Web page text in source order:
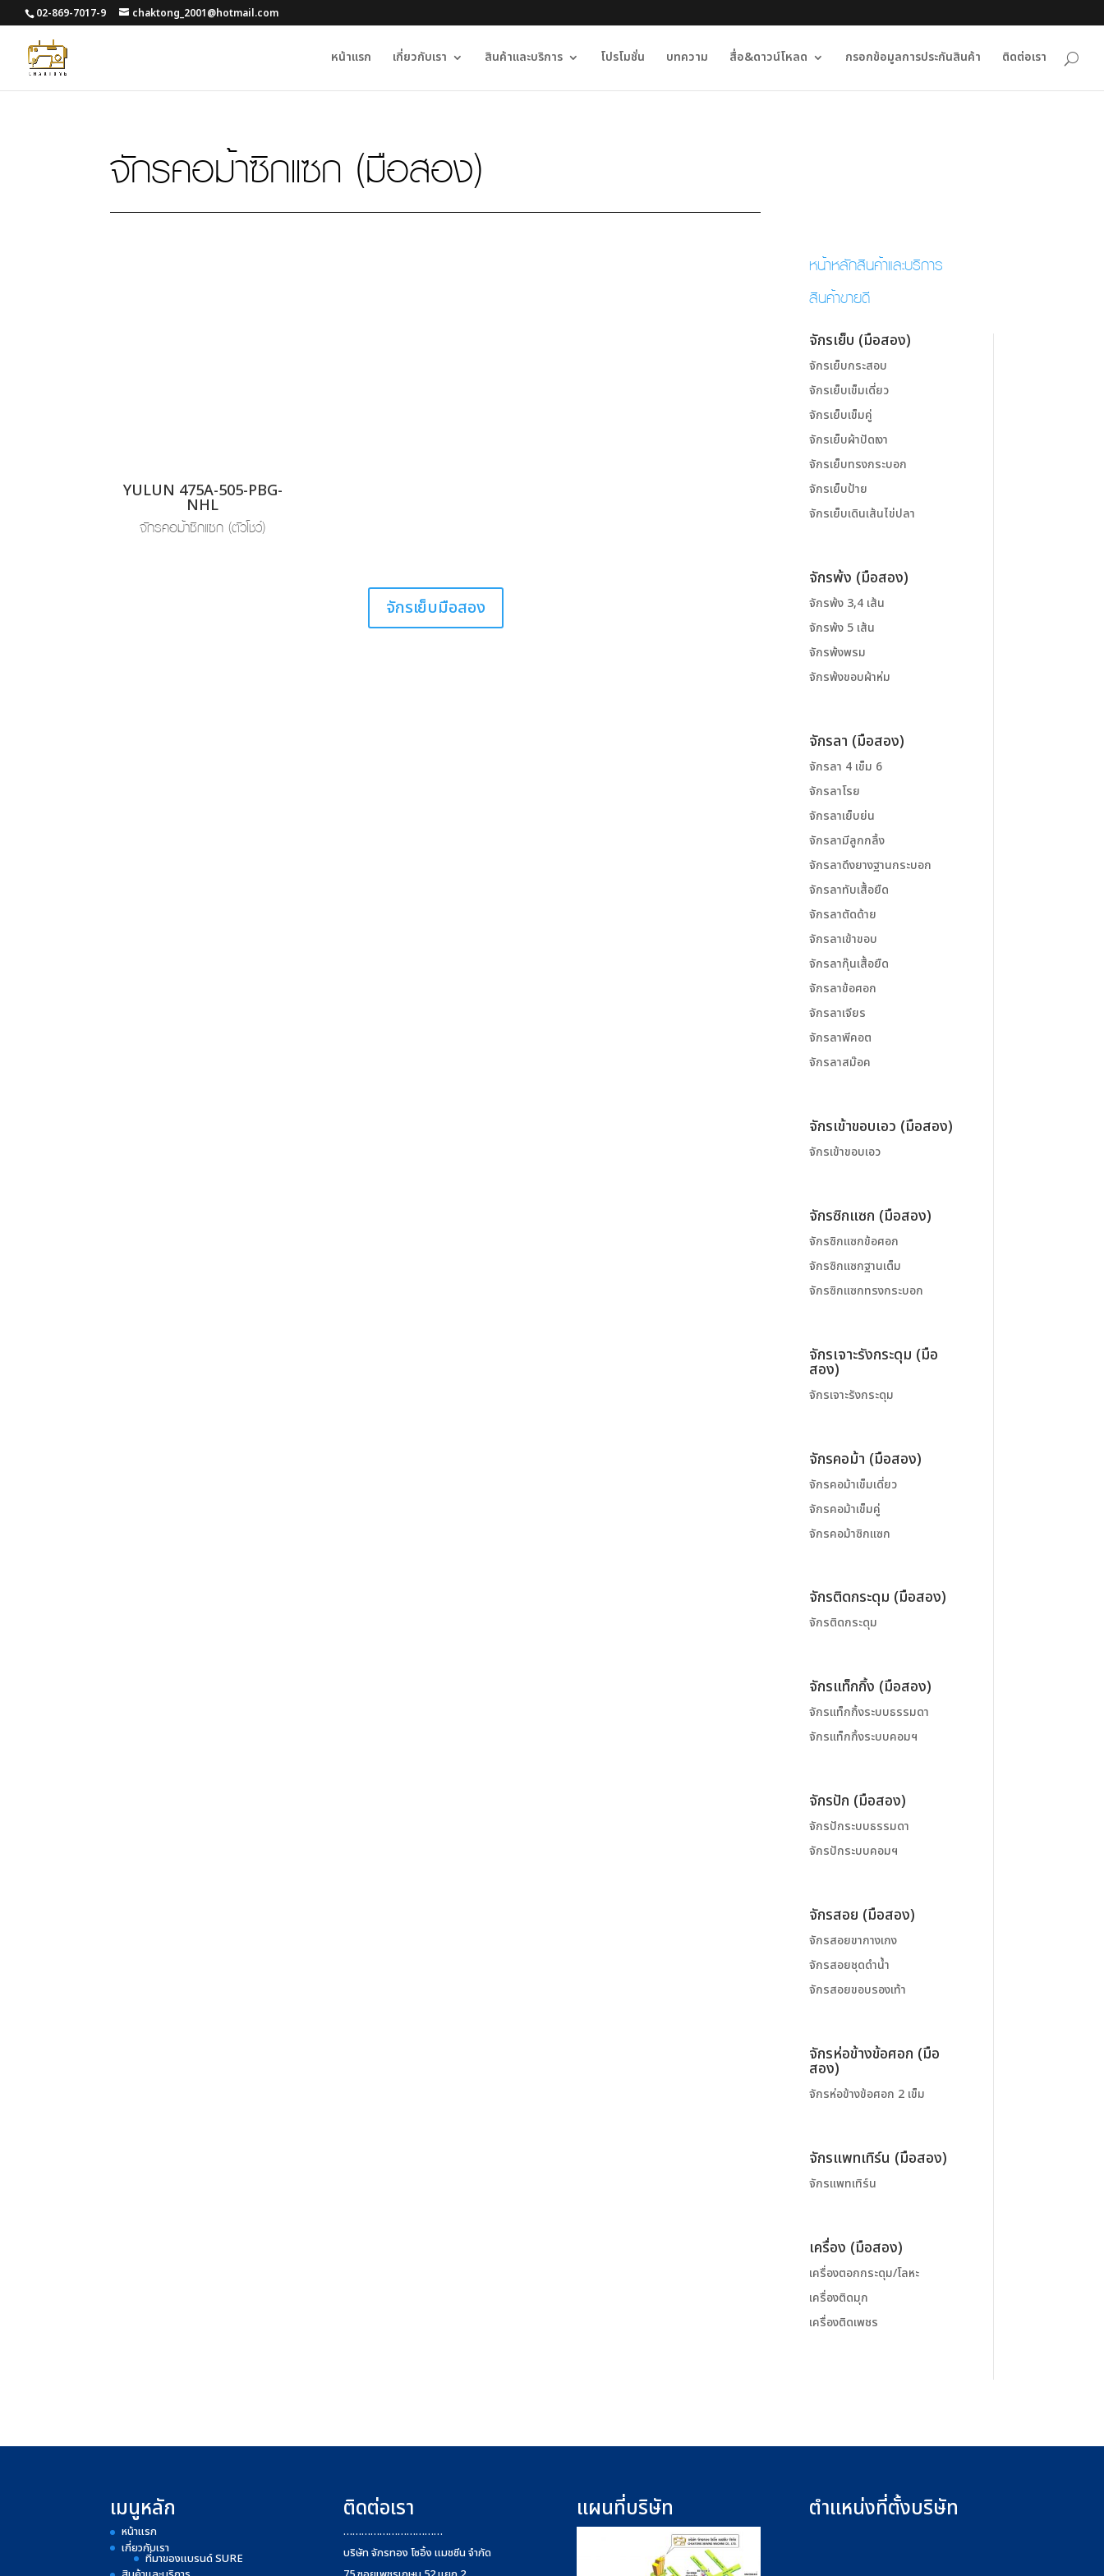
02-869-7017-9 chaktong_2001@hotmail.com
หน้าแรก เกี่ยวกับเรา สินค้าและบริการ โปรโมชั่น บทความ สื่อ&ดาวน์โหลด กรอกข้อมูลการประกันสินค้า ติดต่อเรา
จักรคอม้าซิกแซก (มือสอง)
YULUN 475A-505-PBG-
NHL
จักรคอม้าซิกแซก (ตัวโชว์)
จักรเย็บมือสอง
หน้าหลักสินค้าและบริการ
สินค้าขายดี
จักรเย็บ (มือสอง)
จักรเย็บกระสอบ
จักรเย็บเข็มเดี่ยว
จักรเย็บเข็มคู่
จักรเย็บผ้าปัดเงา
จักรเย็บทรงกระบอก
จักรเย็บป้าย
จักรเย็บเดินเส้นไข่ปลา
จักรพ้ง (มือสอง)
จักรพ้ง 3,4 เส้น
จักรพ้ง 5 เส้น
จักรพ้งพรม
จักรพ้งขอบผ้าห่ม
จักรลา (มือสอง)
จักรลา 4 เข็ม 6
จักรลาโรย
จักรลาเย็บย่น
จักรลามีลูกกลิ้ง
จักรลาดึงยางฐานกระบอก
จักรลาทับเสื้อยืด
จักรลาตัดด้าย
จักรลาเข้าขอบ
จักรลากุ๊นเสื้อยืด
จักรลาข้อศอก
จักรลาเจียร
จักรลาพีคอต
จักรลาสม๊อค
จักรเข้าขอบเอว (มือสอง)
จักรเข้าขอบเอว
จักรซิกแซก (มือสอง)
จักรซิกแซกข้อศอก
จักรซิกแซกฐานเต็ม
จักรซิกแซกทรงกระบอก
จักรเจาะรังกระดุม (มือ
สอง)
จักรเจาะรังกระดุม
จักรคอม้า (มือสอง)
จักรคอม้าเข็มเดี่ยว
จักรคอม้าเข็มคู่
จักรคอม้าซิกแซก
จักรติดกระดุม (มือสอง)
จักรติดกระดุม
จักรแท็กกิ้ง (มือสอง)
จักรแท็กกิ้งระบบธรรมดา
จักรแท็กกิ้งระบบคอมฯ
จักรปัก (มือสอง)
จักรปักระบบธรรมดา
จักรปักระบบคอมฯ
จักรสอย (มือสอง)
จักรสอยขากางเกง
จักรสอยชุดดำน้ำ
จักรสอยขอบรองเท้า
จักรห่อข้างข้อศอก (มือ
สอง)
จักรห่อข้างข้อศอก 2 เข็ม
จักรแพทเทิร์น (มือสอง)
จักรแพทเทิร์น
เครื่อง (มือสอง)
เครื่องตอกกระดุม/โลหะ
เครื่องติดมุก
เครื่องติดเพชร
เมนูหลัก
หน้าแรก
เกี่ยวกับเรา
ที่มาของแบรนด์ SURE
ติดต่อเรา
……………………………
บริษัท จักรทอง โซอิ้ง แมชชีน จำกัด
แผนที่บริษัท ตำแหน่งที่ตั้งบริษัท